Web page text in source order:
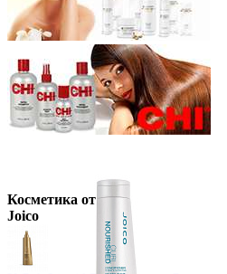
Косметика от
Joico